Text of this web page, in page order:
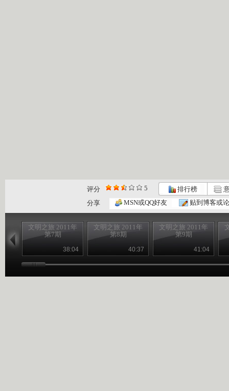
评分 5 排行榜
分享
MSN或QQ好友 贴到博客或
文明之旅 2011年
第7期
38:04
文明之旅 2011年
第8期
40:37
文明之旅 2011年
第9期
41:04